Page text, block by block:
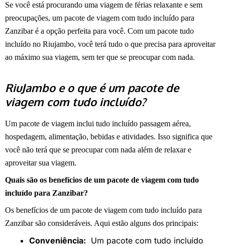
Se você está procurando uma viagem de férias relaxante e sem
preocupações, um pacote de viagem com tudo incluído para
Zanzibar é a opção perfeita para você. Com um pacote tudo
incluído no Riujambo, você terá tudo o que precisa para aproveitar
ao máximo sua viagem, sem ter que se preocupar com nada.
RiuJambo e o que é um pacote de
viagem com tudo incluído?
Um pacote de viagem inclui tudo incluído passagem aérea,
hospedagem, alimentação, bebidas e atividades. Isso significa que
você não terá que se preocupar com nada além de relaxar e
aproveitar sua viagem.
Quais são os benefícios de um pacote de viagem com tudo
incluído para Zanzibar?
Os benefícios de um pacote de viagem com tudo incluído para
Zanzibar são consideráveis. Aqui estão alguns dos principais:
Conveniência: Um pacote com tudo incluído